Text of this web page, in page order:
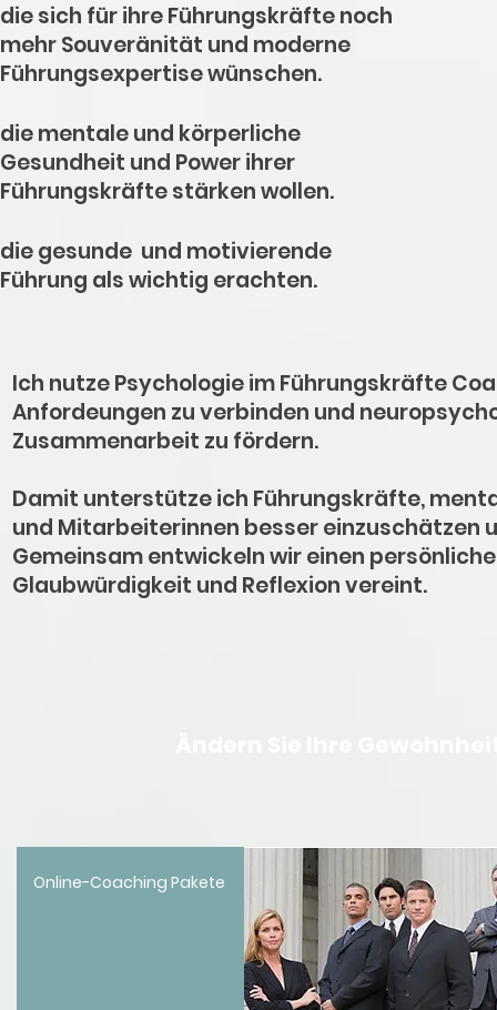
die sich für ihre Führungskräfte noch
mehr Souveränität und moderne
Führungsexpertise wünschen.
die mentale und körperliche
Gesundheit und Power ihrer
Führungskräfte stärken wollen.
die gesunde und motivierende
Führung als wichtig erachten.
Ich nutze Psychologie im Führungskräfte
Anfordeungen zu verbinden und
Zusammenarbeit zu fördern.
Damit unterstütze ich Führungskräfte,
und Mitarbeiterinnen besser einzuschätzen
Gemeinsam entwickeln wir einen
Glaubwürdigkeit und Reflexion vereint.
Online-Coaching Pakete